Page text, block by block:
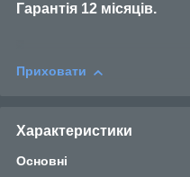
Гарантія 12 місяців.
Приховати
Характеристики
Основні